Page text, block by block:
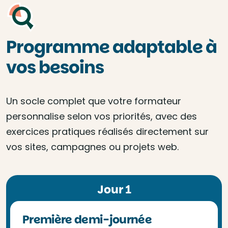
Programme adaptable à
vos besoins
Un socle complet que votre formateur
personnalise selon vos priorités, avec des
exercices pratiques réalisés directement sur
vos sites, campagnes ou projets web.
Jour 1
Première demi-journée